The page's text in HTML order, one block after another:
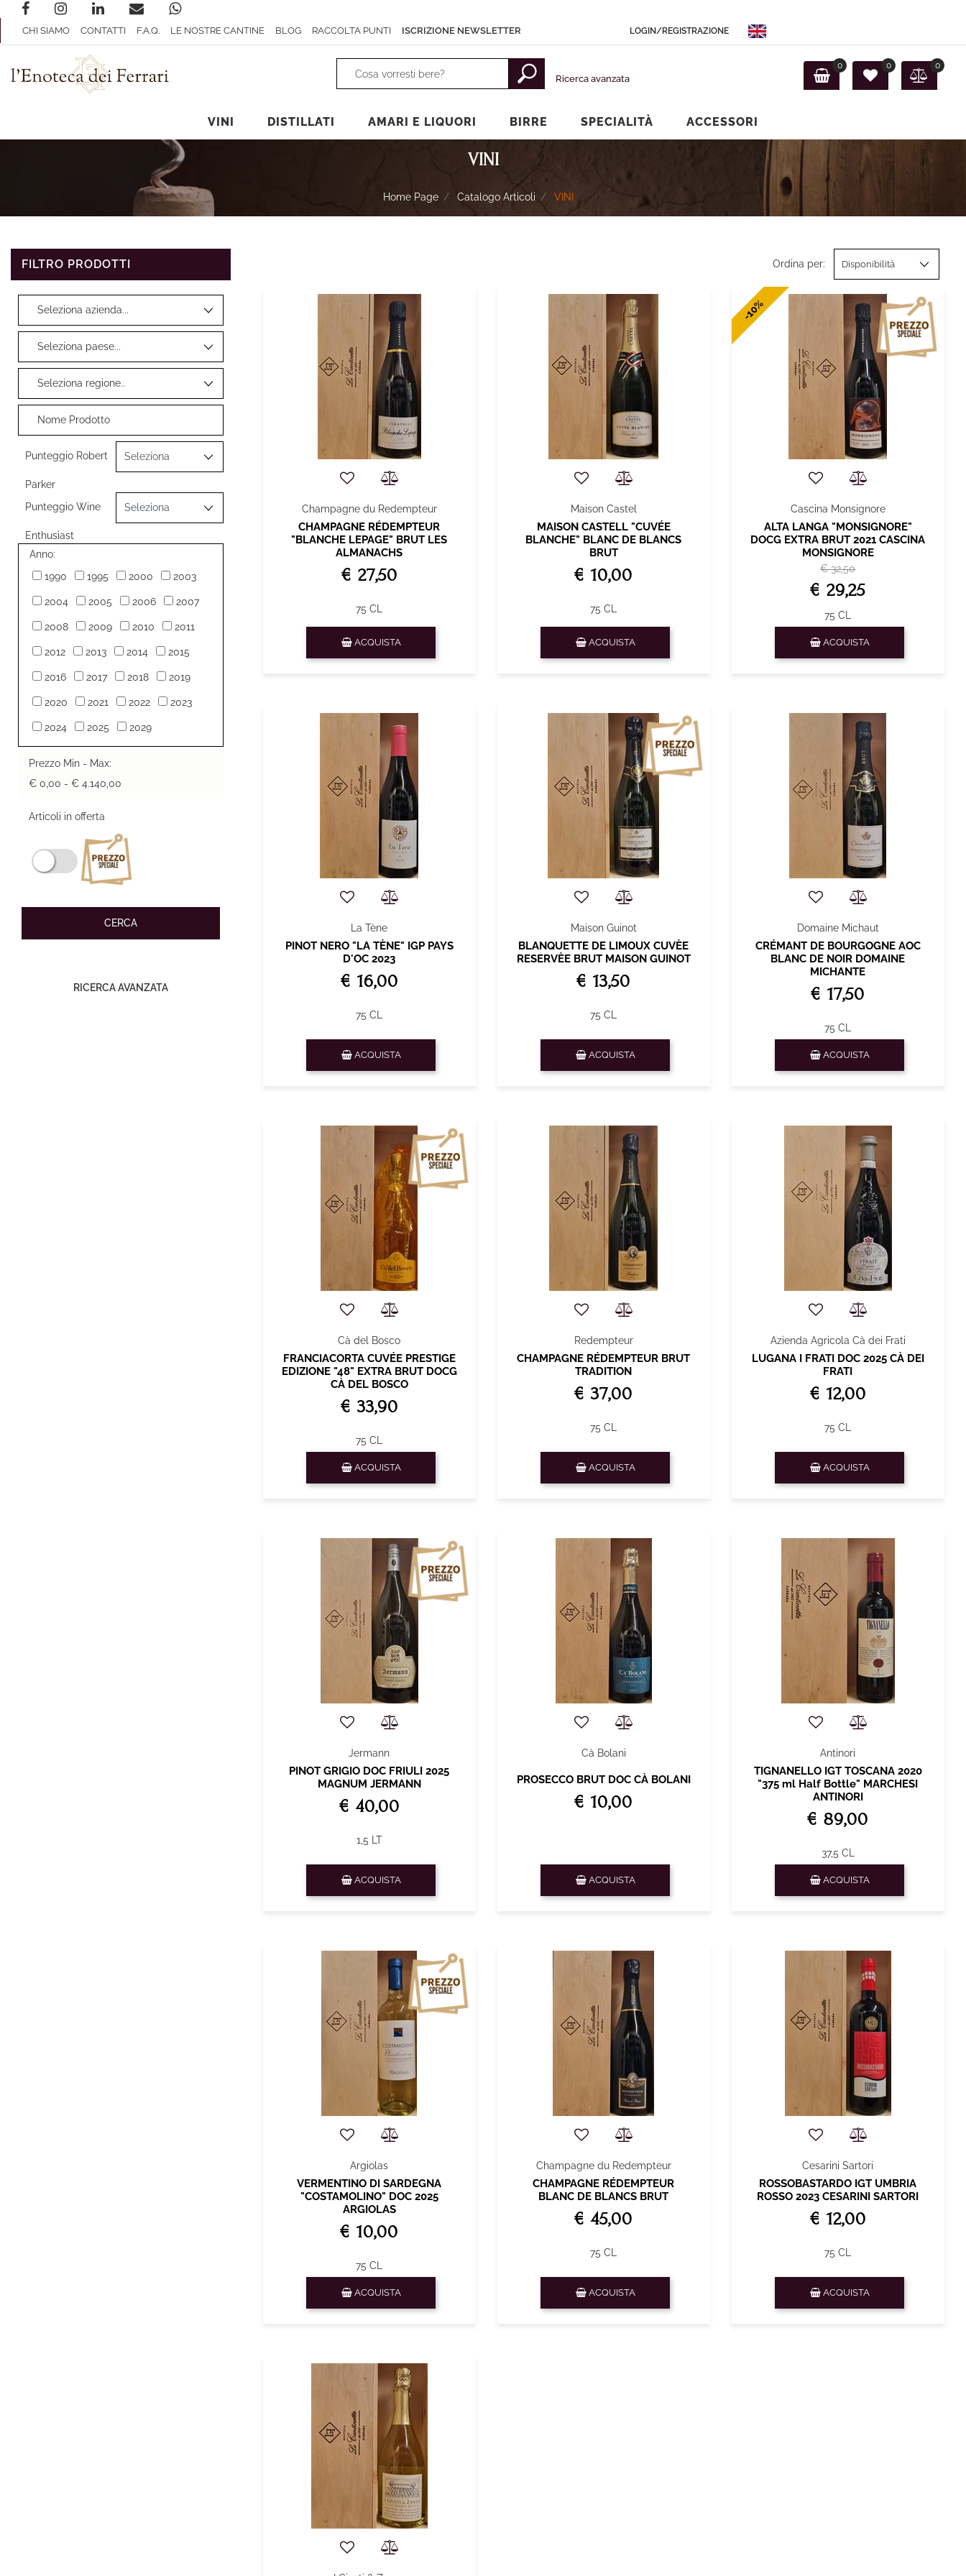
CHI SIAMO CONTATTI F.A.Q. LE NOSTRE CANTINE BLOG RACCOLTA PUNTI ISCRIZIONE NEWSLETTER LOGIN/REGISTRAZIONE
La modifica di un filtro aggiorna automaticamente gli altri filtri disponibili.
Ricerca avanzata
0 0 0
VINI DISTILLATI AMARI E LIQUORI BIRRE SPECIALITÀ ACCESSORI
VINI
Home Page Catalogo Articoli VINI
FILTRO PRODOTTI
La modifica di un filtro aggiorna automaticamente gli altri filtri disponibili.
Punteggio Robert
Parker
Punteggio Wine
Enthusiast
Anno:
1990
1995 2000 2003
2004 2005 2006 2007
2008 2009 2010 2011
2012 2013 2014 2015
2016 2017 2018 2019
2020 2021 2022 2023
2024 2025 2029
Prezzo Min - Max:
€ 0,00 - € 4.140,00
Articoli in offerta
RICERCA AVANZATA
Ordina per:
Champagne du Redempteur
CHAMPAGNE RÉDEMPTEUR
"BLANCHE LEPAGE" BRUT LES
ALMANACHS
€ 27,50
75 CL
ACQUISTA
Maison Castel
MAISON CASTELL "CUVÉE
BLANCHE" BLANC DE BLANCS
BRUT
€ 10,00
75 CL
ACQUISTA
-10%
Cascina Monsignore
ALTA LANGA "MONSIGNORE"
DOCG EXTRA BRUT 2021 CASCINA
MONSIGNORE
€ 32,50
€ 29,25
75 CL
ACQUISTA
La Tène
PINOT NERO "LA TÈNE" IGP PAYS
D'OC 2023
€ 16,00
75 CL
ACQUISTA
Maison Guinot
BLANQUETTE DE LIMOUX CUVÈE
RESERVÈE BRUT MAISON GUINOT
€ 13,50
75 CL
ACQUISTA
Domaine Michaut
CRÉMANT DE BOURGOGNE AOC
BLANC DE NOIR DOMAINE
MICHANTE
€ 17,50
75 CL
ACQUISTA
Cà del Bosco
FRANCIACORTA CUVÉE PRESTIGE
EDIZIONE "48" EXTRA BRUT DOCG
CÀ DEL BOSCO
€ 33,90
75 CL
ACQUISTA
Redempteur
CHAMPAGNE RÉDEMPTEUR BRUT
TRADITION
€ 37,00
75 CL
ACQUISTA
Azienda Agricola Cà dei Frati
LUGANA I FRATI DOC 2025 CÀ DEI
FRATI
€ 12,00
75 CL
ACQUISTA
Jermann
PINOT GRIGIO DOC FRIULI 2025
MAGNUM JERMANN
€ 40,00
1,5 LT
ACQUISTA
Cà Bolani
PROSECCO BRUT DOC CÀ BOLANI
€ 10,00
ACQUISTA
Antinori
TIGNANELLO IGT TOSCANA 2020
"375 ml Half Bottle" MARCHESI
ANTINORI
€ 89,00
37,5 CL
ACQUISTA
Argiolas
VERMENTINO DI SARDEGNA
"COSTAMOLINO" DOC 2025
ARGIOLAS
€ 10,00
75 CL
ACQUISTA
Champagne du Redempteur
CHAMPAGNE RÉDEMPTEUR
BLANC DE BLANCS BRUT
€ 45,00
75 CL
ACQUISTA
Cesarini Sartori
ROSSOBASTARDO IGT UMBRIA
ROSSO 2023 CESARINI SARTORI
€ 12,00
75 CL
ACQUISTA